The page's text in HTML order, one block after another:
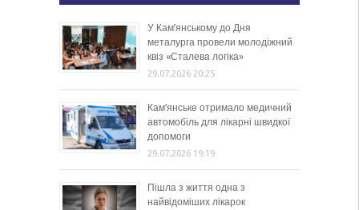
У Кам’янському до Дня
металурга провели молодіжний
квіз «Сталева логіка»
29.07.2026 20:25
Кам’янське отримало медичний
автомобіль для лікарні швидкої
допомоги
29.07.2026 19:19
Пішла з життя одна з
найвідоміших лікарок